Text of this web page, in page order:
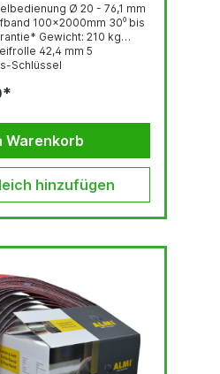
Ø 20 - 76,1 mm
100x2000mm 30⁰ bis
Gewicht: 210 kg
Schlüssel
Warenkorb
hinzufügen